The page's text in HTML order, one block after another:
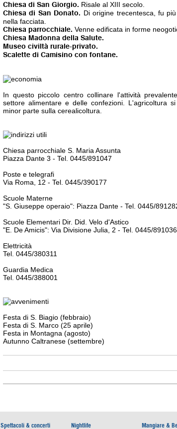
Chiesa di San Giorgio. Risale al XIII secolo.
Chiesa di San Donato. Di origine trecentesca, fu
nella facciata.
Chiesa parrocchiale. Venne edificata in forme
Chiesa Madonna della Salute.
Museo civiltà rurale-privato.
Scalette di Camisino con fontane.
In questo piccolo centro collinare l'attività
settore alimentare e delle confezioni. L'agricoltura
minor parte sulla cerealicoltura.
Chiesa parrocchiale S. Maria Assunta
Piazza Dante 3 - Tel. 0445/891047
Poste e telegrafi
Via Roma, 12 - Tel. 0445/390177
Scuole Materne
"S. Giuseppe operaio": Piazza Dante - Tel. 0445/
Scuole Elementari Dir. Did. Velo d'Astico
"E. De Amicis": Via Divisione Julia, 2 - Tel. 0445/891036
Elettricità
Tel. 0445/380311
Guardia Medica
Tel. 0445/388001
Festa di S. Biagio (febbraio)
Festa di S. Marco (25 aprile)
Festa in Montagna (agosto)
Autunno Caltranese (settembre)
Spettacoli & concerti Nightlife Mangiare &